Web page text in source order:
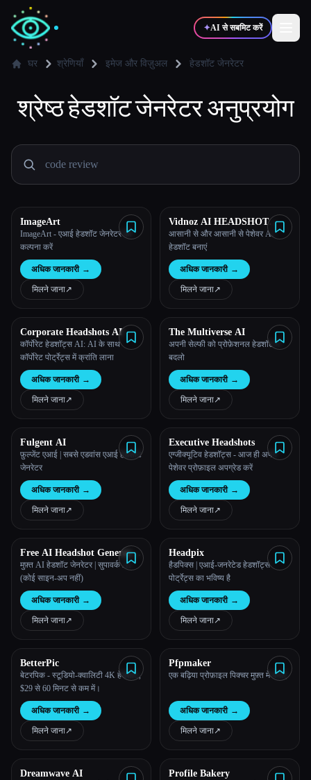
✦AI से सबमिट करें
✍️लेखक 🎨डिज़ाइनर
💻 📈
ब्लॉग
टूल्स की तुलना करें
सभी श्रेणियाँ
हमारे बारे में
Esc
घर श्रेणियाँ इमेज और विज़ुअल हेडशॉट जेनरेटर
श्रेष्ठहेडशॉट जेनरेटरअनुप्रयोग
ImageArt
ImageArt - एआई हेडशॉट जेनरेटर की
कल्पना करें
अधिक जानकारी →
मिलने जाना↗︎
Vidnoz AI HEADSHOT
GENERATOR
आसानी से और आसानी से पेशेवर AI
हेडशॉट बनाएं
अधिक जानकारी →
मिलने जाना↗︎
Corporate Headshots AI
कॉर्पोरेट हेडशॉट्स AI: AI के साथ
कॉर्पोरेट पोर्ट्रेट्स में क्रांति लाना
अधिक जानकारी →
मिलने जाना↗︎
The Multiverse AI
अपनी सेल्फी को प्रोफ़ेशनल हेडशॉट में
बदलो
अधिक जानकारी →
मिलने जाना↗︎
Fulgent AI
फ़ुल्जेंट एआई | सबसे एडवांस एआई हेडशॉट
जेनरेटर
अधिक जानकारी →
मिलने जाना↗︎
Executive Headshots
एग्जीक्यूटिव हेडशॉट्स - आज ही अपने
पेशेवर प्रोफ़ाइल अपग्रेड करें
अधिक जानकारी →
मिलने जाना↗︎
Free AI Headshot Generator
| Supawork AI
मुफ़्त AI हेडशॉट जेनरेटर | सुपावर्क AI
(कोई साइन-अप नहीं)
अधिक जानकारी →
मिलने जाना↗︎
Headpix
हैडपिक्स | एआई-जनरेटेड हेडशॉट्स
पोर्ट्रेट्स का भविष्य है
अधिक जानकारी →
मिलने जाना↗︎
BetterPic
बेटरपिक - स्टूडियो-क्वालिटी 4K हेडशॉट,
$29 से 60 मिनट से कम में।
अधिक जानकारी →
मिलने जाना↗︎
Pfpmaker
एक बढ़िया प्रोफ़ाइल पिक्चर मुफ़्त में बनाएं
अधिक जानकारी →
मिलने जाना↗︎
Dreamwave AI Profile Bakery